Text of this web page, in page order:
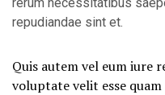
repudiandae sint et.
Quis autem vel eum iure
voluptate velit esse